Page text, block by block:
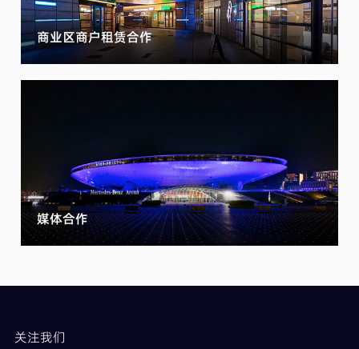
商业区商户租赁合作
媒体合作
关注我们